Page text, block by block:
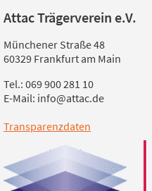
Attac Trägerverein e.V.
Münchener Straße 48
60329 Frankfurt am Main
Tel.: 069 900 281 10
E-Mail: info@attac.de
Transparenzdaten